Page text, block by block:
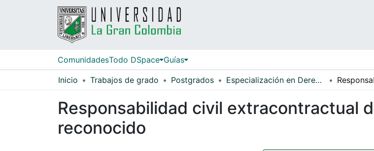
ComunidadesTodo DSpace Guías
Inicio Trabajos de grado Postgrados Especialización en Derecho de Familia
Responsabilidad civil extracontractual
reconocido